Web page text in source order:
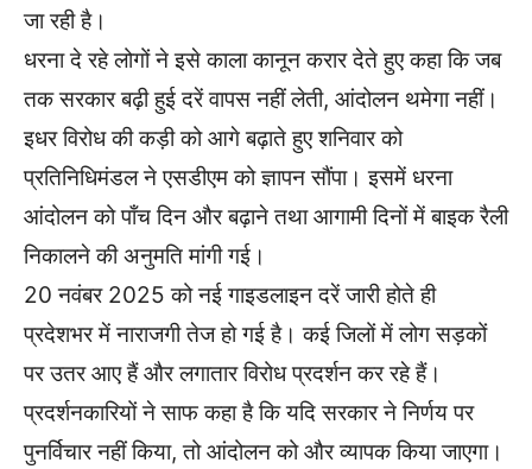
जा रही है।
धरना दे रहे लोगों ने इसे काला कानून करार देते हुए कहा कि जब
तक सरकार बढ़ी हुई दरें वापस नहीं लेती, आंदोलन थमेगा नहीं।
इधर विरोध की कड़ी को आगे बढ़ाते हुए शनिवार को
प्रतिनिधिमंडल ने एसडीएम को ज्ञापन सौंपा। इसमें धरना
आंदोलन को पाँच दिन और बढ़ाने तथा आगामी दिनों में बाइक रैली
निकालने की अनुमति मांगी गई।
20 नवंबर 2025 को नई गाइडलाइन दरें जारी होते ही
प्रदेशभर में नाराजगी तेज हो गई है। कई जिलों में लोग सड़कों
पर उतर आए हैं और लगातार विरोध प्रदर्शन कर रहे हैं।
प्रदर्शनकारियों ने साफ कहा है कि यदि सरकार ने निर्णय पर
पुनर्विचार नहीं किया, तो आंदोलन को और व्यापक किया जाएगा।